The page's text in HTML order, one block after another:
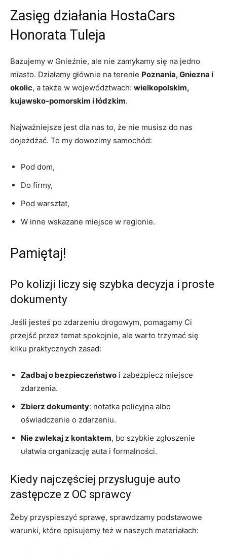
Zasięg działania HostaCars
Honorata Tuleja
Bazujemy w Gnieźnie, ale nie zamykamy się na jedno
miasto. Działamy głównie na terenie Poznania, Gniezna i
okolic, a także w województwach: wielkopolskim,
kujawsko-pomorskim i łódzkim.
Najważniejsze jest dla nas to, że nie musisz do nas
dojeżdżać. To my dowozimy samochód:
Pod dom,
Do firmy,
Pod warsztat,
W inne wskazane miejsce w regionie.
Pamiętaj!
Po kolizji liczy się szybka decyzja i proste
dokumenty
Jeśli jesteś po zdarzeniu drogowym, pomagamy Ci
przejść przez temat spokojnie, ale warto trzymać się
kilku praktycznych zasad:
Zadbaj o bezpieczeństwo i zabezpiecz miejsce
zdarzenia.
Zbierz dokumenty: notatka policyjna albo
oświadczenie o zdarzeniu.
Nie zwlekaj z kontaktem, bo szybkie zgłoszenie
ułatwia organizację auta i formalności.
Kiedy najczęściej przysługuje auto
zastępcze z OC sprawcy
Żeby przyspieszyć sprawę, sprawdzamy podstawowe
warunki, które opisujemy też w naszych materiałach: